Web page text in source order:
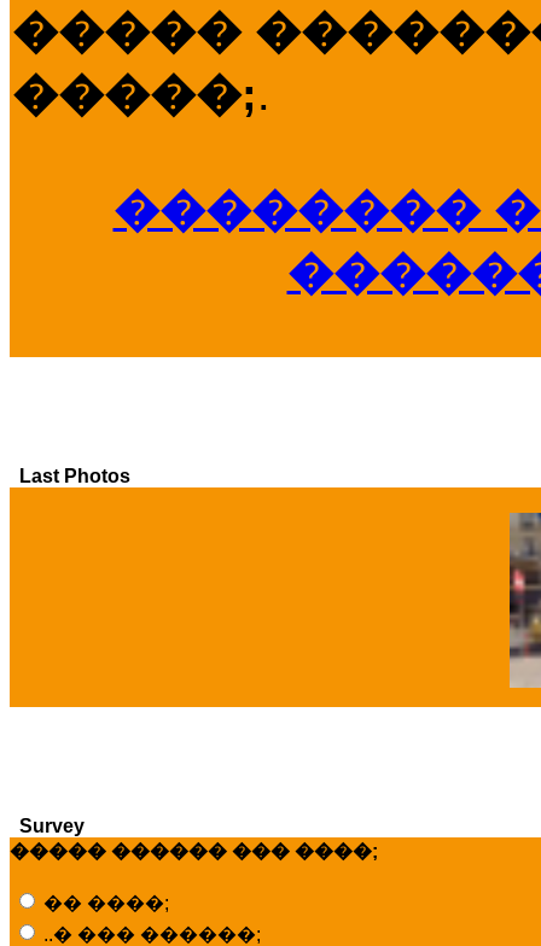
�����
�����;.
��������
Last Photos
Survey
����� ������ ��� ����;
�� ����;
..� ��� ������;